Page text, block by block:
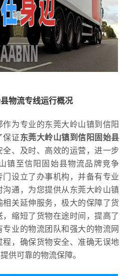
物流专线运行概况
为专业的东莞大岭山镇到信阳
保证东莞大岭山镇到信阳固始县
全、及时、高效的运营，进一步
镇至信阳固始县物流品牌竞争
设立了办事机构，并备有专业
通，为您提供从东莞大岭山镇
关延伸服务，极大的保障了货
缩短了货物在途时间，提高了
业的物流团队和强大的物流网
，确保货物安全、准确无误地
供可靠的物流保障。